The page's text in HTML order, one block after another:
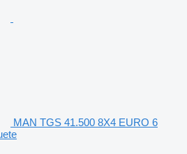
MAN TGS 41.500 8X4 EURO 6